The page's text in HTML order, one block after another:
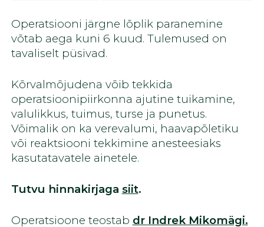
Operatsiooni järgne lõplik paranemine
võtab aega kuni 6 kuud. Tulemused on
tavaliselt püsivad.
Kõrvalmõjudena võib tekkida
operatsioonipiirkonna ajutine tuikamine,
valulikkus, tuimus, turse ja punetus.
Võimalik on ka verevalumi, haavapõletiku
või reaktsiooni tekkimine anesteesiaks
kasutatavatele ainetele.
Tutvu hinnakirjaga siit.
Operatsioone teostab dr Indrek Mikomägi.